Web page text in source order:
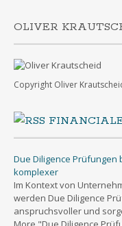
Copyright Oliver Krautscheid
komplexer
Im Kontext von
werden Due Diligence
anspruchsvoller und
More "Due Diligence
komplexer" The post